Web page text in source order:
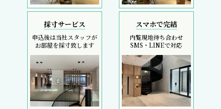
採寸サービス
申込後は当社スタッフが
お部屋を採寸致します
スマホで完結
内覧現地待ち合わせ
SMS・LINEで対応